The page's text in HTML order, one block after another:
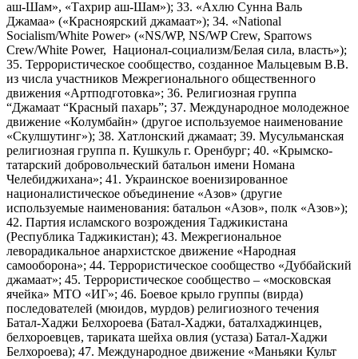
аш-Шам», «Тахрир аш-Шам»); 33. «Ахлю Сунна Валь
Джамаа» («Красноярский джамаат»); 34. «National
Socialism/White Power» («NS/WP, NS/WP Crew, Sparrows
Crew/White Power, Национал-социализм/Белая сила, власть»);
35. Террористическое сообщество, созданное Мальцевым В.В.
из числа участников Межрегионального общественного
движения «Артподготовка»; 36. Религиозная группа
“Джамаат “Красный пахарь”; 37. Международное молодежное
движение «Колумбайн» (другое используемое наименование
«Скулшутинг»); 38. Хатлонский джамаат; 39. Мусульманская
религиозная группа п. Кушкуль г. Оренбург; 40. «Крымско-
татарский добровольческий батальон имени Номана
Челебиджихана»; 41. Украинское военизированное
националистическое объединение «Азов» (другие
используемые наименования: батальон «Азов», полк «Азов»);
42. Партия исламского возрождения Таджикистана
(Республика Таджикистан); 43. Межрегиональное
леворадикальное анархистское движение «Народная
самооборона»; 44. Террористическое сообщество «Дуббайский
джамаат»; 45. Террористическое сообщество – «московская
ячейка» МТО «ИГ»; 46. Боевое крыло группы (вирда)
последователей (мюидов, мурдов) религиозного течения
Батал-Хаджи Белхороева (Батал-Хаджи, баталхаджинцев,
белхороевцев, тариката шейха овлия (устаза) Батал-Хаджи
Белхороева); 47. Международное движение «Маньяки Культ